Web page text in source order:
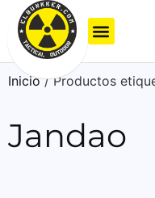
Inicio/ Productos
Jandao